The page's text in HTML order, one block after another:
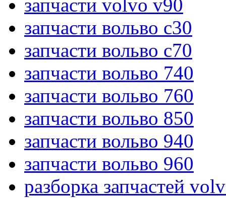
запчасти volvo v90
запчасти вольво c30
запчасти вольво c70
запчасти вольво 740
запчасти вольво 760
запчасти вольво 850
запчасти вольво 940
запчасти вольво 960
разборка запчастей